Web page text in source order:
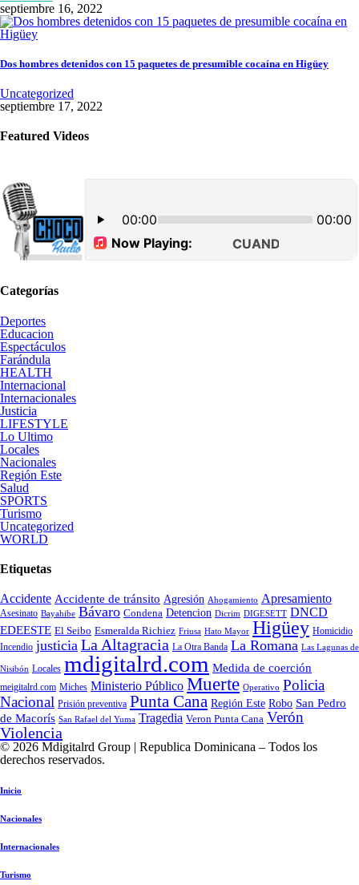
septiembre 16, 2022
Dos hombres detenidos con 15 paquetes de presumible cocaína en Higüey
Uncategorized
septiembre 17, 2022
Featured Videos
Categorías
Deportes
Educacion
Espectáculos
Farándula
HEALTH
Internacional
Internacionales
Justicia
LIFESTYLE
Lo Ultimo
Locales
Nacionales
Región Este
Salud
SPORTS
Turismo
Uncategorized
WORLD
Etiquetas
Accidente Accidente de tránsito Agresión Ahogamiento Apresamiento
Asesinato Bayahibe Bávaro Condena Detencion Dicrim DIGESETT DNCD
EDEESTE El Seibo Esmeralda Richiez Friusa Hato Mayor Higüey Homicidio
Incendio justicia La Altagracia La Otra Banda La Romana Las Lagunas de
Nisibón Locales mdigitalrd.com Medida de coerción
meigitalrd.com Miches Ministerio Público Muerte Operativo Policia
Nacional Prisión preventiva Punta Cana Región Este Robo San Pedro
de Macorís San Rafael del Yuma Tragedia Veron Punta Cana Verón
Violencia
© 2026 Mdigitalrd Group | Republica Dominicana – Todos los
derechos reservados.
Inicio
Nacionales
Internacionales
Turismo